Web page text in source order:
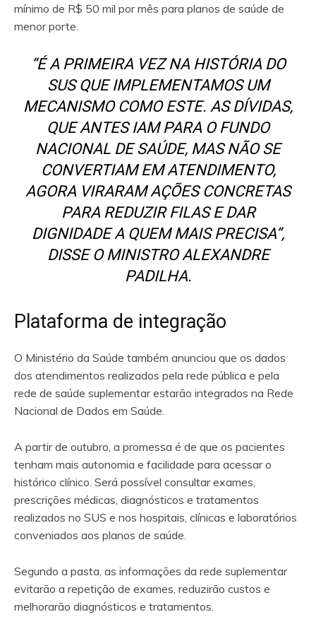
mínimo de R$ 50 mil por mês para planos de saúde de
menor porte.
“É A PRIMEIRA VEZ NA HISTÓRIA DO
SUS QUE IMPLEMENTAMOS UM
MECANISMO COMO ESTE. AS DÍVIDAS,
QUE ANTES IAM PARA O FUNDO
NACIONAL DE SAÚDE, MAS NÃO SE
CONVERTIAM EM ATENDIMENTO,
AGORA VIRARAM AÇÕES CONCRETAS
PARA REDUZIR FILAS E DAR
DIGNIDADE A QUEM MAIS PRECISA”,
DISSE O MINISTRO ALEXANDRE
PADILHA.
Plataforma de integração
O Ministério da Saúde também anunciou que os dados
dos atendimentos realizados pela rede pública e pela
rede de saúde suplementar estarão integrados na Rede
Nacional de Dados em Saúde.
A partir de outubro, a promessa é de que os pacientes
tenham mais autonomia e facilidade para acessar o
histórico clínico. Será possível consultar exames,
prescrições médicas, diagnósticos e tratamentos
realizados no SUS e nos hospitais, clínicas e laboratórios
conveniados aos planos de saúde.
Segundo a pasta, as informações da rede suplementar
evitarão a repetição de exames, reduzirão custos e
melhorarão diagnósticos e tratamentos.